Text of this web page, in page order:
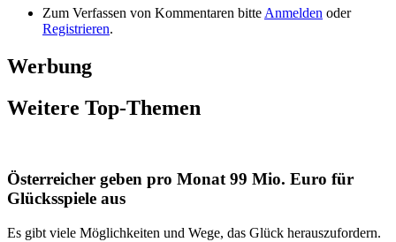
Zum Verfassen von Kommentaren bitte Anmelden oder
Registrieren.
Werbung
Weitere Top-Themen
Österreicher geben pro Monat 99 Mio. Euro für
Glücksspiele aus
Es gibt viele Möglichkeiten und Wege, das Glück herauszufordern.